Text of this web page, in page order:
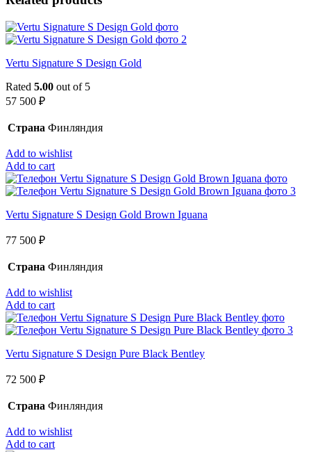
Vertu Signature S Design Gold
Rated 5.00 out of 5
57 500 ₽
Страна Финляндия
Add to wishlist
Add to cart
Vertu Signature S Design Gold Brown Iguana
77 500 ₽
Страна Финляндия
Add to wishlist
Add to cart
Vertu Signature S Design Pure Black Bentley
72 500 ₽
Страна Финляндия
Add to wishlist
Add to cart